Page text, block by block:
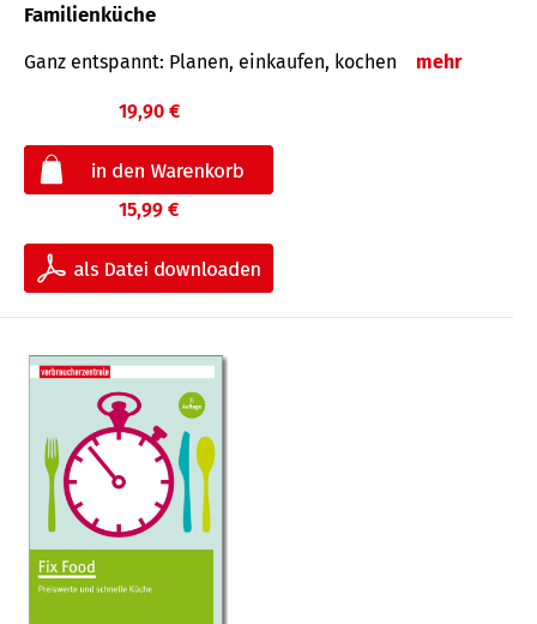
Familienküche
Ganz entspannt: Planen, einkaufen, kochen mehr
19,90 €
15,99 €